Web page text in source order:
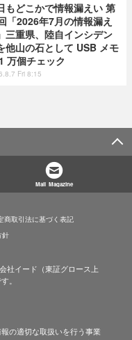
もどこかで情報漏えい 第
「2026年7月の情報漏え
三重県、陸自インシデン
他山の石として USB メモ
万個チェック
Fri 8:15
Mail Magazine
商取引法に基づく表記
針
社イード（東証グロース上
。
の適切な取扱いを行う事業